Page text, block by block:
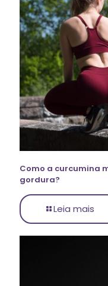
Como a curcumina
gordura?
Leia mais